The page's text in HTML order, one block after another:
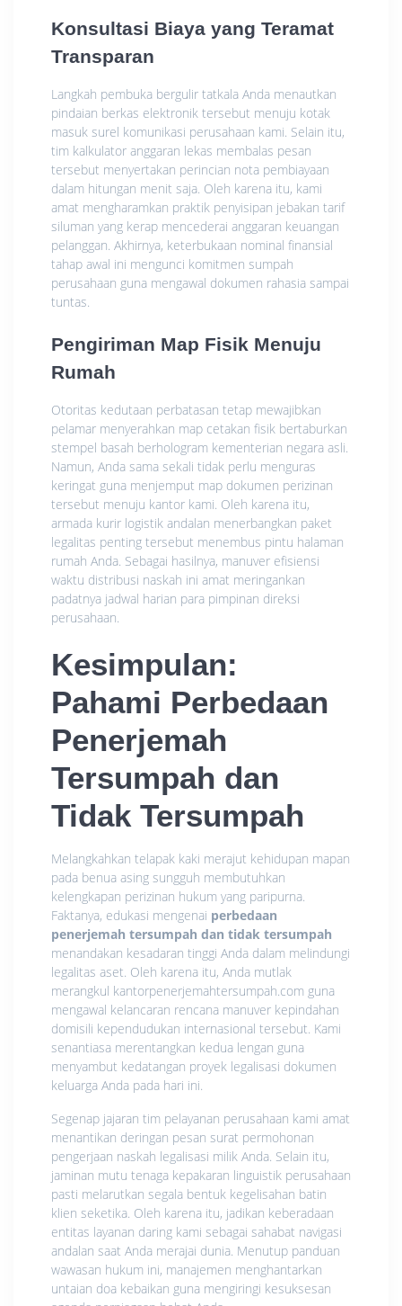
Konsultasi Biaya yang Teramat
Transparan
Langkah pembuka bergulir tatkala Anda menautkan
pindaian berkas elektronik tersebut menuju kotak
masuk surel komunikasi perusahaan kami. Selain itu,
tim kalkulator anggaran lekas membalas pesan
tersebut menyertakan perincian nota pembiayaan
dalam hitungan menit saja. Oleh karena itu, kami
amat mengharamkan praktik penyisipan jebakan tarif
siluman yang kerap mencederai anggaran keuangan
pelanggan. Akhirnya, keterbukaan nominal finansial
tahap awal ini mengunci komitmen sumpah
perusahaan guna mengawal dokumen rahasia sampai
tuntas.
Pengiriman Map Fisik Menuju
Rumah
Otoritas kedutaan perbatasan tetap mewajibkan
pelamar menyerahkan map cetakan fisik bertaburkan
stempel basah berhologram kementerian negara asli.
Namun, Anda sama sekali tidak perlu menguras
keringat guna menjemput map dokumen perizinan
tersebut menuju kantor kami. Oleh karena itu,
armada kurir logistik andalan menerbangkan paket
legalitas penting tersebut menembus pintu halaman
rumah Anda. Sebagai hasilnya, manuver efisiensi
waktu distribusi naskah ini amat meringankan
padatnya jadwal harian para pimpinan direksi
perusahaan.
Kesimpulan:
Pahami Perbedaan
Penerjemah
Tersumpah dan
Tidak Tersumpah
Melangkahkan telapak kaki merajut kehidupan mapan
pada benua asing sungguh membutuhkan
kelengkapan perizinan hukum yang paripurna.
Faktanya, edukasi mengenai perbedaan
penerjemah tersumpah dan tidak tersumpah
menandakan kesadaran tinggi Anda dalam melindungi
legalitas aset. Oleh karena itu, Anda mutlak
merangkul kantorpenerjemahtersumpah.com guna
mengawal kelancaran rencana manuver kepindahan
domisili kependudukan internasional tersebut. Kami
senantiasa merentangkan kedua lengan guna
menyambut kedatangan proyek legalisasi dokumen
keluarga Anda pada hari ini.
Segenap jajaran tim pelayanan perusahaan kami amat
menantikan deringan pesan surat permohonan
pengerjaan naskah legalisasi milik Anda. Selain itu,
jaminan mutu tenaga kepakaran linguistik perusahaan
pasti melarutkan segala bentuk kegelisahan batin
klien seketika. Oleh karena itu, jadikan keberadaan
entitas layanan daring kami sebagai sahabat navigasi
andalan saat Anda merajai dunia. Menutup panduan
wawasan hukum ini, manajemen menghantarkan
untaian doa kebaikan guna mengiringi kesuksesan